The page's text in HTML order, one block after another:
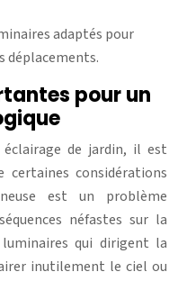
adaptés pour
déplacements.
pour un
de jardin, il est
considérations
est un problème
néfastes sur la
qui dirigent la
inutilement le ciel ou